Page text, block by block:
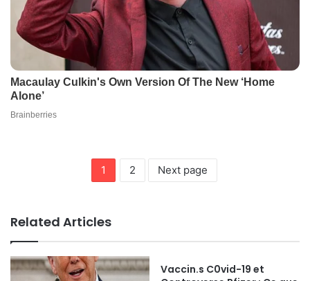
1 2 Next page
Related Articles
Vaccin.s C0vid-19 et